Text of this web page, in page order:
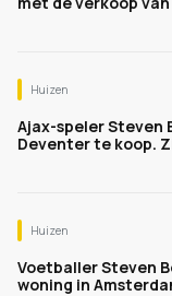
Huizen
Ajax-speler Steven
Deventer te koop.
Huizen
Voetballer Steven
woning in